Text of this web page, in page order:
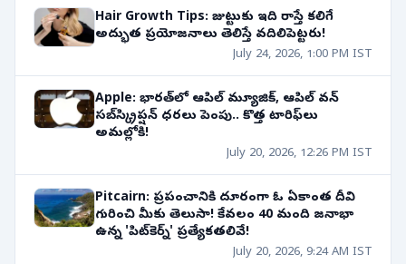
Hair Growth Tips: జుట్టుకు ఇది రాస్తే కలిగే
అద్భుత ప్రయోజనాలు తెలిస్తే వదిలిపెట్టరు!
July 24, 2026, 1:00 PM IST
Apple: భారత్‌లో ఆపిల్ మ్యూజిక్, ఆపిల్ వన్
సబ్‌స్క్రిప్షన్ ధరలు పెంపు.. కొత్త టారిఫ్‌లు
అమల్లోకి!
July 20, 2026, 12:26 PM IST
Pitcairn: ప్రపంచానికి దూరంగా ఓ ఏకాంత దీవి
గురించి మీకు తెలుసా! కేవలం 40 మంది జనాభా
ఉన్న 'పిట్‌కెర్న్' ప్రత్యేకతలివే!
July 20, 2026, 9:24 AM IST